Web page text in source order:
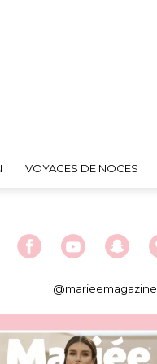
VOYAGES DE NOCES
@marieemagazine